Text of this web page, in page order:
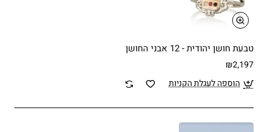
טבעת חושן יהודית - 12 אבני החושן
₪2,197
הוספה לעגלת הקניות